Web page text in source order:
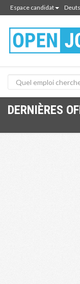
Espace candidat
DERNIÈRES